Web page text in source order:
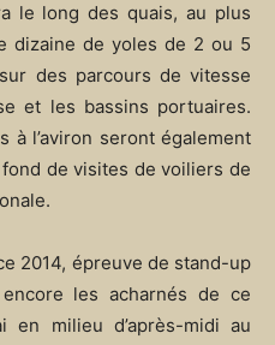
le long des quais, au plus
dizaine de yoles de 2 ou 5
des parcours de vitesse
et les bassins portuaires.
à l’aviron seront également
de visites de voiliers de
2014, épreuve de stand-up
les acharnés de ce
milieu d’après-midi au